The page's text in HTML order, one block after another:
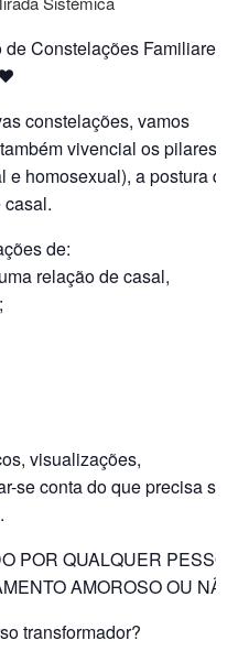
Constelações Familiares
constelações, vamos
vivencial os pilares
e homosexual), a postura
de:
relação de casal,
visualizações,
se conta do que precisa ser
POR QUALQUER PESSOA
AMOROSO OU NÃO
transformador?